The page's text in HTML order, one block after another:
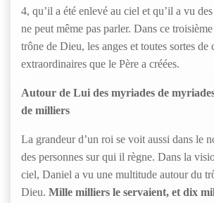
4, qu’il a été enlevé au ciel et qu’il a vu
ne peut même pas parler. Dans ce
trône de Dieu, les anges et toutes sortes de
extraordinaires que le Père a créées.
Autour de Lui des myriades de
de milliers
La grandeur d’un roi se voit aussi dans le
des personnes sur qui il règne. Dans la
ciel, Daniel a vu une multitude autour du
Dieu. Mille milliers le servaient, et dix